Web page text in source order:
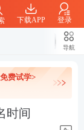
下载APP 登录
导航
费试学>
时间